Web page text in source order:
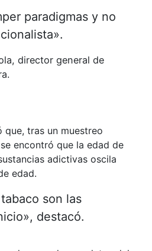
paradigmas y no
director general de
que, tras un muestreo
encontró que la edad de
adictivas oscila
edad.
son las
destacó.